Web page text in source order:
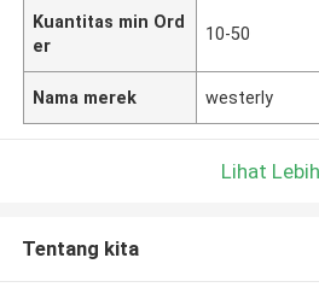
Kuantitas min Ord
er
10-50
Nama merek westerly
Lihat Lebih
Tentang kita